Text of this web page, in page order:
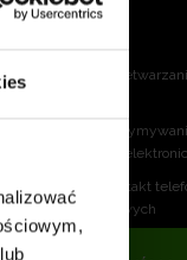
Zgoda na
Zgoda na
handlowych drogą
Zgoda na kontakt
celach marketingowych